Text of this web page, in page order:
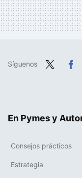
Síguenos
En Pymes y
Consejos prácticos
Estrategia